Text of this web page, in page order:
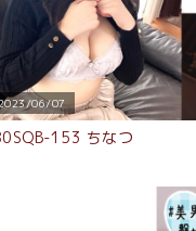
06/07
153 ちなつ